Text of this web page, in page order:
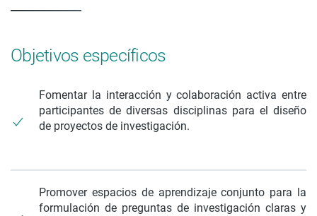
Objetivos específicos
Fomentar la interacción y colaboración activa entre
participantes de diversas disciplinas para el diseño
de proyectos de investigación.
Promover espacios de aprendizaje conjunto para la
formulación de preguntas de investigación claras y